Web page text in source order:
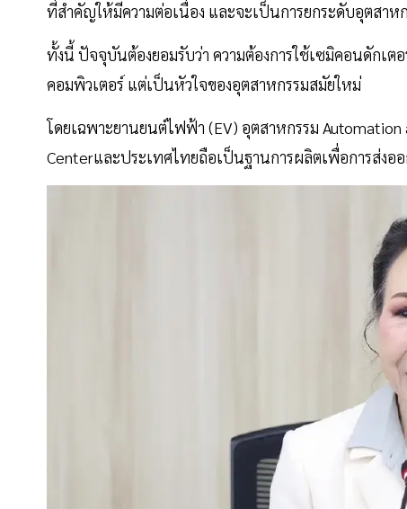
ที่สำคัญให้มีความต่อเนื่อง และจะเป็นการยกระดับอุตสา
ทั้งนี้ ปัจจุบันต้องยอมรับว่า ความต้องการใช้เซมิคอนดักเต
คอมพิวเตอร์ แต่เป็นหัวใจของอุตสาหกรรมสมัยใหม่
โดยเฉพาะยานยนต์ไฟฟ้า (EV) อุตสาหกรรม
Centerและประเทศไทยถือเป็นฐานการผลิตเพื่อการส่ง